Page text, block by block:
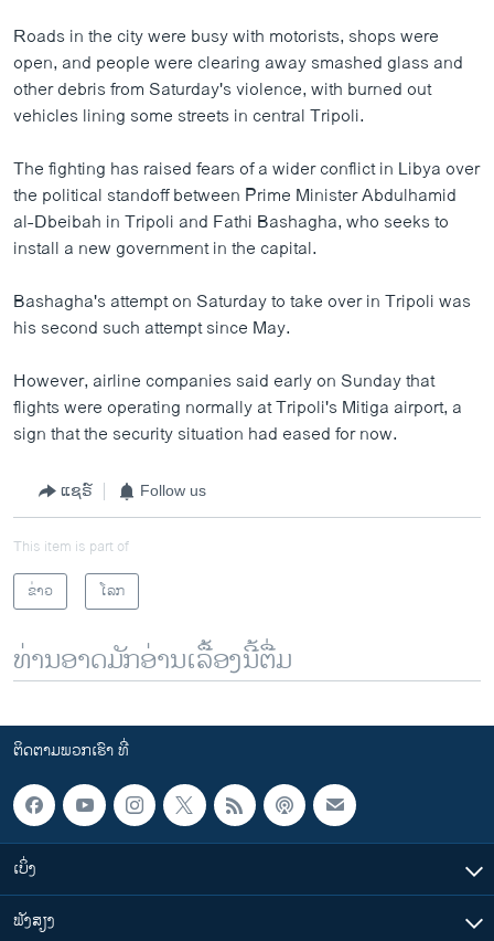
Roads in the city were busy with motorists, shops were
open, and people were clearing away smashed glass and
other debris from Saturday's violence, with burned out
vehicles lining some streets in central Tripoli.
The fighting has raised fears of a wider conflict in Libya over
the political standoff between Prime Minister Abdulhamid
al-Dbeibah in Tripoli and Fathi Bashagha, who seeks to
install a new government in the capital.
Bashagha's attempt on Saturday to take over in Tripoli was
his second such attempt since May.
However, airline companies said early on Sunday that
flights were operating normally at Tripoli's Mitiga airport, a
sign that the security situation had eased for now.
ແຊຣ໌ Follow us
This item is part of
ຂ່າວ
ໂລກ
ທ່ານອາດມັກອ່ານເລື້ອງນີ້ຕື່ມ
ຕິດຕາມພວກເຮົາ ທີ່
ເບິ່ງ
ຟັງສຽງ